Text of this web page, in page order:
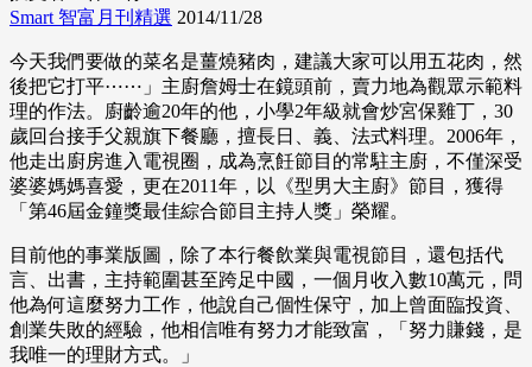
Smart 智富月刊精選 2014/11/28
今天我們要做的菜名是薑燒豬肉，建議大家可以用五花肉，然
後把它打平⋯⋯」主廚詹姆士在鏡頭前，賣力地為觀眾示範料
理的作法。廚齡逾20年的他，小學2年級就會炒宮保雞丁，30
歲回台接手父親旗下餐廳，擅長日、義、法式料理。2006年，
他走出廚房進入電視圈，成為烹飪節目的常駐主廚，不僅深受
婆婆媽媽喜愛，更在2011年，以《型男大主廚》節目，獲得
「第46屆金鐘獎最佳綜合節目主持人獎」榮耀。
目前他的事業版圖，除了本行餐飲業與電視節目，還包括代
言、出書，主持範圍甚至跨足中國，一個月收入數10萬元，問
他為何這麼努力工作，他說自己個性保守，加上曾面臨投資、
創業失敗的經驗，他相信唯有努力才能致富，「努力賺錢，是
我唯一的理財方式。」